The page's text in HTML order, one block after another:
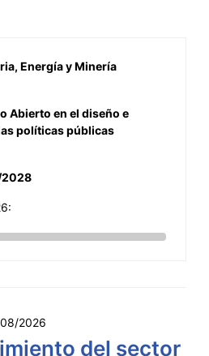
Energía y Minería
Abierto en el diseño e
políticas públicas
2026
del sector